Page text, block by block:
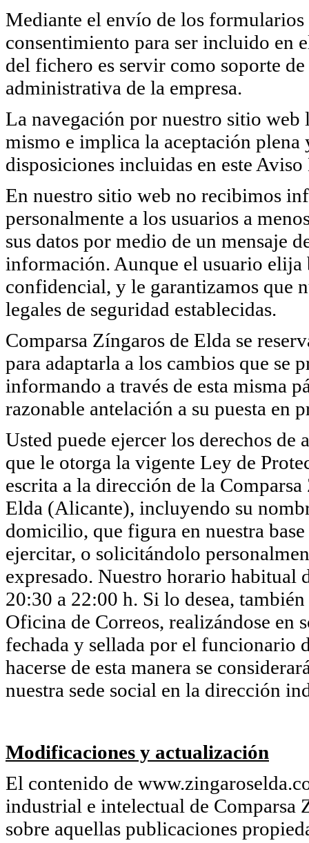
Mediante el envío de los formularios
consentimiento para ser incluido en
del fichero es servir como soporte
administrativa de la empresa.
La navegación por nuestro sitio
mismo e implica la aceptación plena
disposiciones incluidas en este
En nuestro sitio web no recibimos
personalmente a los usuarios a
sus datos por medio de un mensaje
información. Aunque el usuario
confidencial, y le garantizamos que
legales de seguridad establecidas.
Comparsa Zíngaros de Elda se
para adaptarla a los cambios que se
informando a través de esta misma
razonable antelación a su puesta en
Usted puede ejercer los derechos
que le otorga la vigente Ley de
escrita a la dirección de la
Elda (Alicante), incluyendo su
domicilio, que figura en nuestra
ejercitar, o solicitándolo
expresado. Nuestro horario habitual
20:30 a 22:00 h. Si lo desea,
Oficina de Correos, realizándose en
fechada y sellada por el funcionario
hacerse de esta manera se
nuestra sede social en la dirección
Modificaciones y actualización
El contenido de
industrial e intelectual de Comparsa
sobre aquellas publicaciones